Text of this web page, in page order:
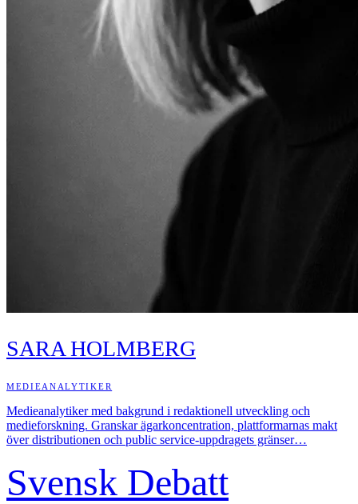
SARA HOLMBERG
MEDIEANALYTIKER
Medieanalytiker med bakgrund i redaktionell utveckling och
medieforskning. Granskar ägarkoncentration, plattformarnas makt
över distributionen och public service-uppdragets gränser…
Svensk Debatt